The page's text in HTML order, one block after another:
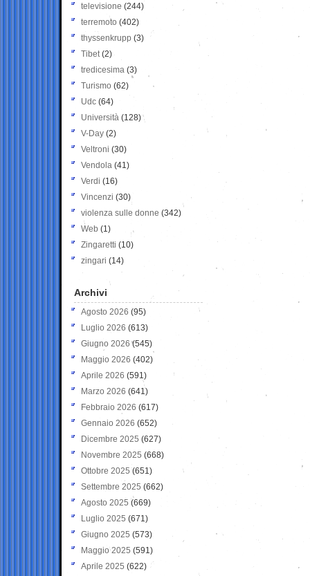
televisione(244)
terremoto (402)
thyssenkrupp (3)
Tibet(2)
tredicesima (3)
Turismo (62)
Udc (64)
Università (128)
V-Day (2)
Veltroni (30)
Vendola (41)
Verdi (16)
Vincenzi (30)
violenza sulle donne (342)
Web (1)
Zingaretti (10)
zingari (14)
Archivi
Agosto 2026 (95)
Luglio 2026 (613)
Giugno 2026 (545)
Maggio 2026 (402)
Aprile 2026 (591)
Marzo 2026 (641)
Febbraio 2026 (617)
Gennaio 2026 (652)
Dicembre 2025 (627)
Novembre 2025 (668)
Ottobre 2025 (651)
Settembre 2025 (662)
Agosto 2025 (669)
Luglio 2025 (671)
Giugno 2025 (573)
Maggio 2025 (591)
Aprile 2025 (622)